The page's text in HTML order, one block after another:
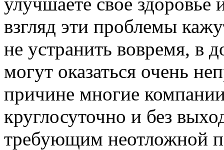
взгляд эти проблемы
не устранить вовремя, в
могут оказаться очень
причине многие
круглосуточно и без
требующим неотложной